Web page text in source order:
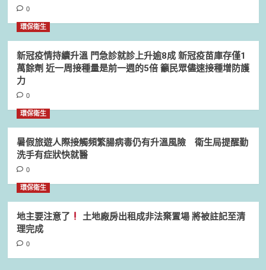
0
環保衛生
新冠疫情持續升溫 門急診就診上升逾8成 新冠疫苗庫存僅1
萬餘劑 近一周接種量是前一週的5倍 籲民眾儘速接種增防護
力
0
環保衛生
暑假旅遊人際接觸頻繁腸病毒仍有升溫風險 衛生局提醒勤
洗手有症狀快就醫
0
環保衛生
地主要注意了
土地廠房出租成非法棄置場 將被註記至清
理完成
0